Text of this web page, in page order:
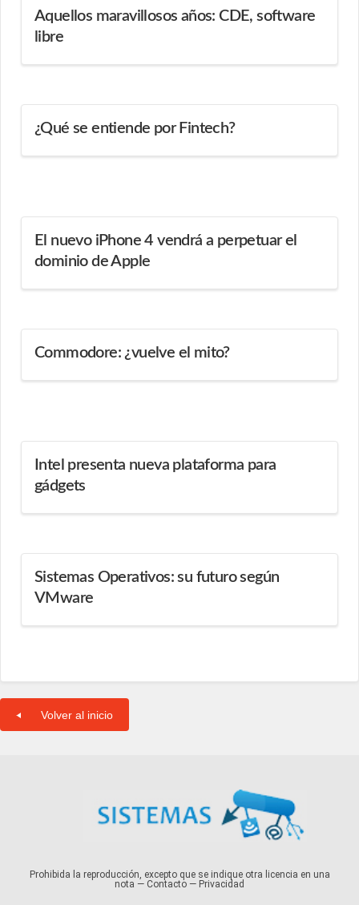
Aquellos maravillosos años: CDE, software
libre
¿Qué se entiende por Fintech?
El nuevo iPhone 4 vendrá a perpetuar el
dominio de Apple
Commodore: ¿vuelve el mito?
Intel presenta nueva plataforma para
gádgets
Sistemas Operativos: su futuro según
VMware
Volver al inicio
Prohibida la reproducción, excepto que se indique otra licencia en una
nota — Contacto — Privacidad